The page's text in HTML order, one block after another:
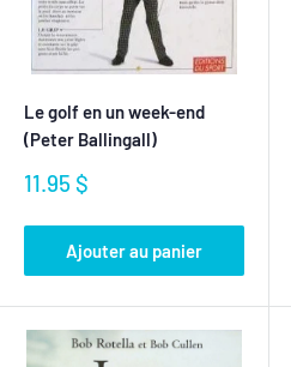
Le golf en un week-end
(Peter Ballingall)
Prix
11.95 $
Ajouter au panier